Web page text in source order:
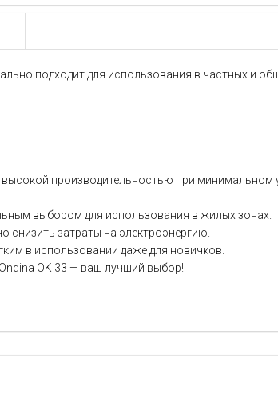
подходит для использования в частных и
производительностью при
выбором для использования в жилых зонах.
снизить затраты на электроэнергию.
в использовании даже для новичков.
OK 33 — ваш лучший выбор!